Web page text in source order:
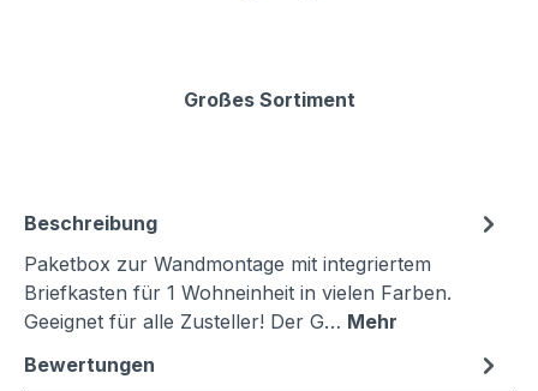
Großes Sortiment
Beschreibung
Paketbox zur Wandmontage mit integriertem
Briefkasten für 1 Wohneinheit in vielen Farben.
Geeignet für alle Zusteller! Der G… Mehr
Bewertungen